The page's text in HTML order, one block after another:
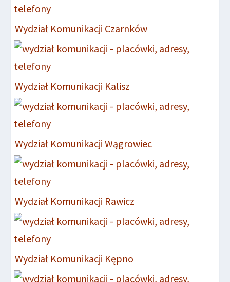
Wydział Komunikacji Czarnków
Wydział Komunikacji Kalisz
Wydział Komunikacji Wągrowiec
Wydział Komunikacji Rawicz
Wydział Komunikacji Kępno